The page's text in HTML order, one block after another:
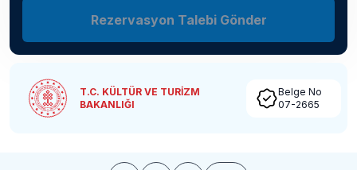
Rezervasyon Talebi Gönder
T.C. KÜLTÜR VE TURİZM
BAKANLIĞI
Belge No
07-2665